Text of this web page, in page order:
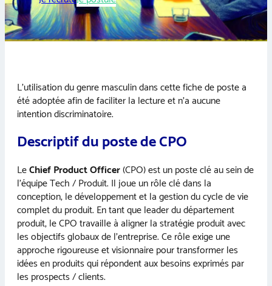
L’utilisation du genre masculin dans cette fiche de poste a
été adoptée afin de faciliter la lecture et n’a aucune
intention discriminatoire.
Descriptif du poste de CPO
LeChief Product Officer(CPO) est un poste clé au sein de
l’équipe Tech / Produit. Il joue un rôle clé dans la
conception, le développement et la gestion du cycle de vie
complet du produit. En tant que leader du département
produit, le CPO travaille à aligner la stratégie produit avec
les objectifs globaux de l’entreprise. Ce rôle exige une
approche rigoureuse et visionnaire pour transformer les
idées en produits qui répondent aux besoins exprimés par
les prospects / clients.